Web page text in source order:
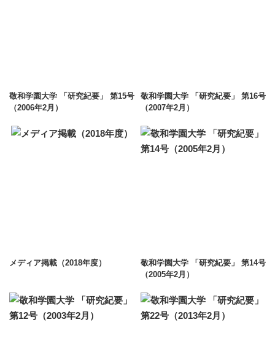
敬和学園大学 「研究紀要」 第15号
（2006年2月）
敬和学園大学 「研究紀要」 第16号
（2007年2月）
メディア掲載（2018年度）
敬和学園大学 「研究紀要」 第14号
（2005年2月）